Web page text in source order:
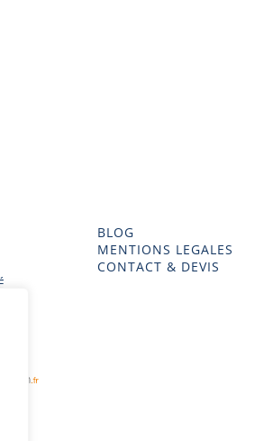
BLOG
MENTIONS LEGALES
CONTACT & DEVIS